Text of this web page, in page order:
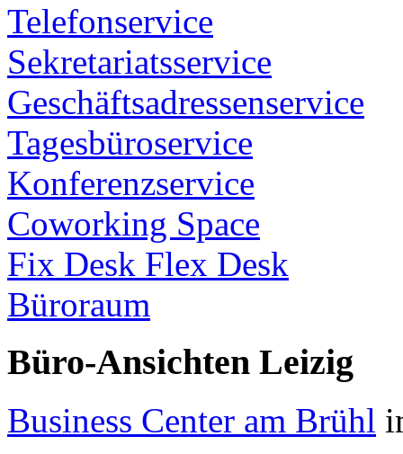
Telefonservice
Sekretariatsservice
Geschäftsadressenservice
Tagesbüroservice
Konferenzservice
Coworking Space
Fix Desk Flex Desk
Büroraum
Büro-Ansichten Leizig
Business Center am Brühl